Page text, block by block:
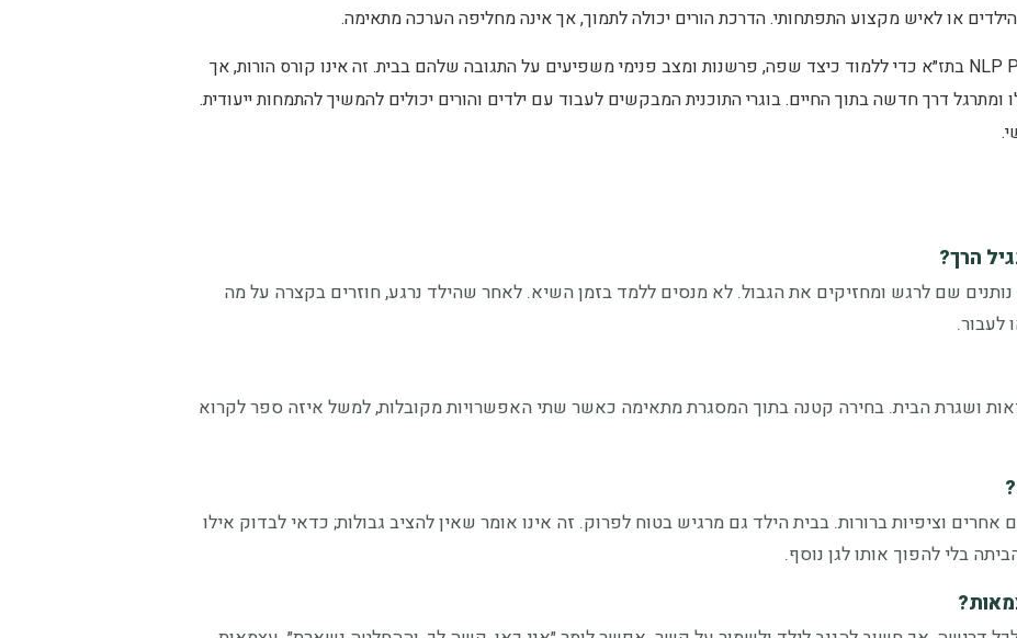
או לאיש מקצוע התפתחותי. הדרכת הורים יכולה לתמוך, אך אינה מחליפה הערכה מתאימה.
הורים יכולים להגיע לקורס NLP Practitioner בתז״א כדי ללמוד כיצד שפה, פרשנות ומצב פנימי משפיעים על התגובה שלהם בבית. זה אינו קורס הורות, אך
דרך חדשה בתוך החיים. בוגרי התוכנית המבקשים לעבוד עם ילדים והורים יכולים להמשיך להתמחות ייעודית.
הרך?
שם לרגש ומחזיקים את הגבול. לא מנסים ללמד בזמן השיא. לאחר שהילד נרגע, חוזרים בקצרה על מה
לעבור.
ושגרת הבית. בחירה קטנה בתוך המסגרת מתאימה כאשר שתי האפשרויות מקובלות, למשל איזה ספר לקרוא
אחרים וציפיות ברורות. בבית הילד גם מרגיש בטוח לפרוק. זה אינו אומר שאין להציב גבולות; כדאי לבדוק אילו
בלי להפוך אותו לגן נוסף.